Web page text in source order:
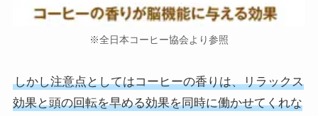
※全日本コーヒー協会より参照
しかし注意点としてはコーヒーの香りは、リラックス
効果と頭の回転を早める効果を同時に働かせてくれな